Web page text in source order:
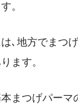
。
､地方でまつ
ます。
まつげパーマ